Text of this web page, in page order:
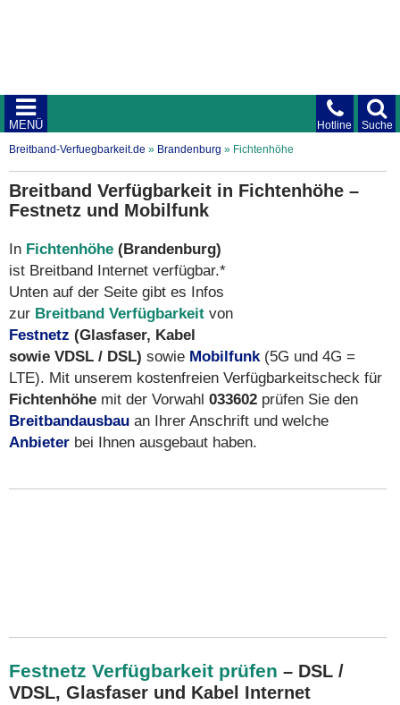
Suche
Hotline
MENÜ
Breitband-Verfuegbarkeit.de » Brandenburg » Fichtenhöhe
Breitband Verfügbarkeit in Fichtenhöhe –
Festnetz und Mobilfunk
In Fichtenhöhe (Brandenburg)
ist Breitband Internet verfügbar.*
Unten auf der Seite gibt es Infos
zur Breitband Verfügbarkeit von
Festnetz (Glasfaser, Kabel
sowie VDSL / DSL) sowie Mobilfunk(5G und 4G =
LTE). Mit unserem kostenfreien Verfügbarkeitscheck für
Fichtenhöhe mit der Vorwahl 033602 prüfen Sie den
Breitbandausbau an Ihrer Anschrift und welche
Anbieter bei Ihnen ausgebaut haben.
Festnetz Verfügbarkeit prüfen – DSL /
VDSL, Glasfaser und Kabel Internet